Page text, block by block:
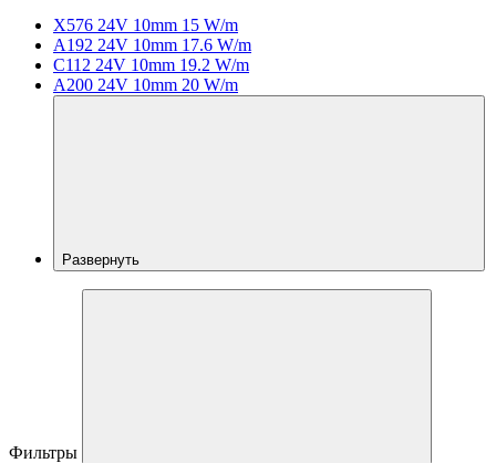
X576 24V 10mm 15 W/m
A192 24V 10mm 17.6 W/m
C112 24V 10mm 19.2 W/m
A200 24V 10mm 20 W/m
Развернуть
Фильтры